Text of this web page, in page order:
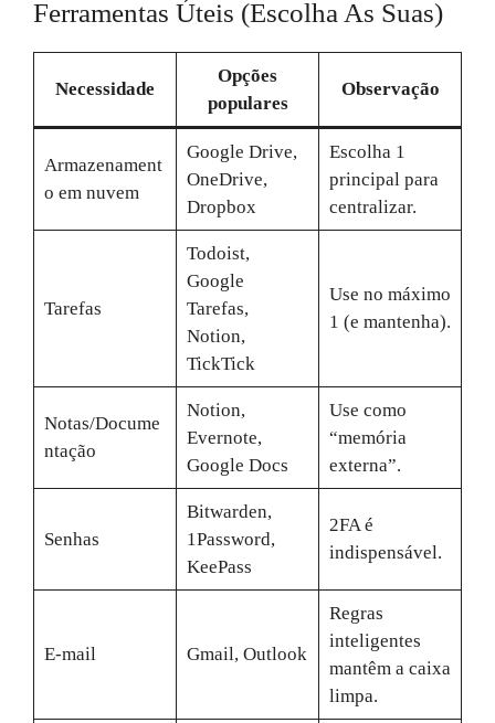
Ferramentas Úteis (escolha As Suas)
Necessidade
Opções
populares
Observação
Armazenament
o em nuvem
Google Drive,
OneDrive,
Dropbox
Escolha 1
principal para
centralizar.
Tarefas
Todoist,
Google
Tarefas,
Notion,
TickTick
Use no máximo
1 (e mantenha).
Notas/Docume
ntação
Notion,
Evernote,
Google Docs
Use como
“memória
externa”.
Senhas
Bitwarden,
1Password,
KeePass
2FA é
indispensável.
E‑mail Gmail, Outlook
Regras
inteligentes
mantêm a caixa
limpa.